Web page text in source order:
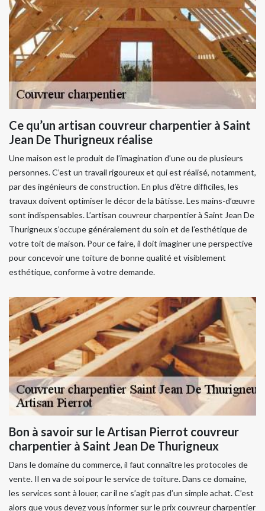
Ce qu’un artisan couvreur charpentier à Saint
Jean De Thurigneux réalise
Une maison est le produit de l’imagination d’une ou de plusieurs
personnes. C’est un travail rigoureux et qui est réalisé, notamment,
par des ingénieurs de construction. En plus d’être difficiles, les
travaux doivent optimiser le décor de la bâtisse. Les mains-d’œuvre
sont indispensables. L’artisan couvreur charpentier à Saint Jean De
Thurigneux s’occupe généralement du soin et de l’esthétique de
votre toit de maison. Pour ce faire, il doit imaginer une perspective
pour concevoir une toiture de bonne qualité et visiblement
esthétique, conforme à votre demande.
Bon à savoir sur le Artisan Pierrot couvreur
charpentier à Saint Jean De Thurigneux
Dans le domaine du commerce, il faut connaître les protocoles de
vente. Il en va de soi pour le service de toiture. Dans ce domaine,
les services sont à louer, car il ne s’agit pas d’un simple achat. C’est
alors que vous devez vous informer sur le prix couvreur charpentier